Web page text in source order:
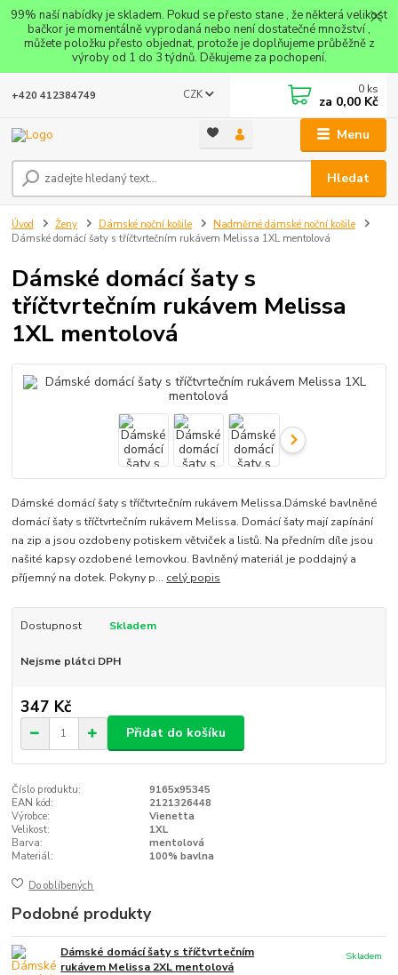
99% naší nabídky je skladem. Pokud se přesto stane , že některá velikost
bačkor je momentálně vyprodaná nebo není dostatečné množství ,
můžete položku přesto objednat, protože je doplňujeme průběžně z
výroby od 1 do 3 týdnů. Děkujeme za pochopení.
Menu
CZK
Hledat
+420 412384749 0 ks
za 0,00 Kč
Úvod Ženy Dámské noční košile
Nadměrné dámské noční košile
Dámské domácí šaty s tříčtvrtečním rukávem Melissa 1XL mentolová
Dámské domácí šaty s
tříčtvrtečním rukávem Melissa
1XL mentolová
Dámské domácí šaty s tříčtvrtečním rukávem Melissa.Dámské bavlněné
domácí šaty s tříčtvrtečním rukávem Melissa. Domácí šaty mají zapínání
na zip a jsou ozdobeny potiskem větviček a listů. Na předním díle jsou
našité kapsy ozdobené lemovkou. Bavlněný materiál je poddajný a
příjemný na dotek. Pokyny p... celý popis
Dostupnost Skladem
Nejsme plátci DPH
347 Kč
Přidat do košíku
Číslo produktu:
9165x95345
EAN kód:
2121326448
Výrobce:
Vienetta
Velikost:
1XL
Barva:
mentolová
Materiál:
100% bavlna
Do oblíbených
Podobné produkty
Dámské domácí šaty s tříčtvrtečním
rukávem Melissa 2XL mentolová
Skladem